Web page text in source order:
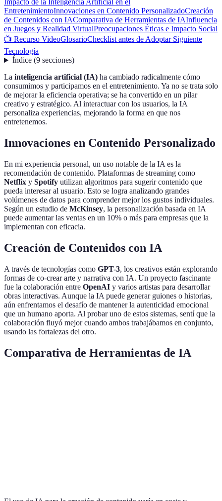
Impacto de la Inteligencia Artificial en el
EntretenimientoInnovaciones en Contenido PersonalizadoCreación
de Contenidos con IAComparativa de Herramientas de IAInfluencia
en Juegos y Realidad VirtualPreocupaciones Éticas e Impacto Social
📺 Recurso VideoGlosarioChecklist antes de Adoptar Siguiente
Tecnología
Índice(9 secciones)
La inteligencia artificial (IA) ha cambiado radicalmente cómo
consumimos y participamos en el entretenimiento. Ya no se trata solo
de mejorar la eficiencia operativa; se ha convertido en un pilar
creativo y estratégico. Al interactuar con los usuarios, la IA
personaliza experiencias, mejorando la forma en que nos
entretenemos.
Innovaciones en Contenido Personalizado
En mi experiencia personal, un uso notable de la IA es la
recomendación de contenido. Plataformas de streaming como
Netflix y Spotify utilizan algoritmos para sugerir contenido que
pueda interesar al usuario. Esto se logra analizando grandes
volúmenes de datos para comprender mejor los gustos individuales.
Según un estudio de McKinsey, la personalización basada en IA
puede aumentar las ventas en un 10% o más para empresas que la
implementan con eficacia.
Creación de Contenidos con IA
A través de tecnologías como GPT-3, los creativos están explorando
formas de co-crear arte y narrativa con IA. Un proyecto fascinante
fue la colaboración entre OpenAI y varios artistas para desarrollar
obras interactivas. Aunque la IA puede generar guiones o historias,
aún enfrentamos el desafío de mantener la autenticidad emocional
que un humano aporta. Al probar uno de estos sistemas, sentí que la
colaboración fluyó mejor cuando ambos trabajábamos en conjunto,
usando las fortalezas del otro.
Comparativa de Herramientas de IA